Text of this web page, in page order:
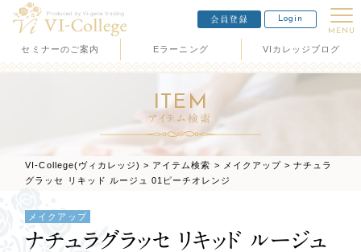
会員登録 Login
MENU
セミナーのご案内 Eラーニング VIカレッジブログ
ITEM
アイテム検索
VI-College(ヴィカレッジ) > アイテム検索 > メイクアップ> ナチュラ
グラッセ リキッド ルージュ 01ピーチオレンジ
メイクアップ
ナチュラグラッセ リキッド ルージュ